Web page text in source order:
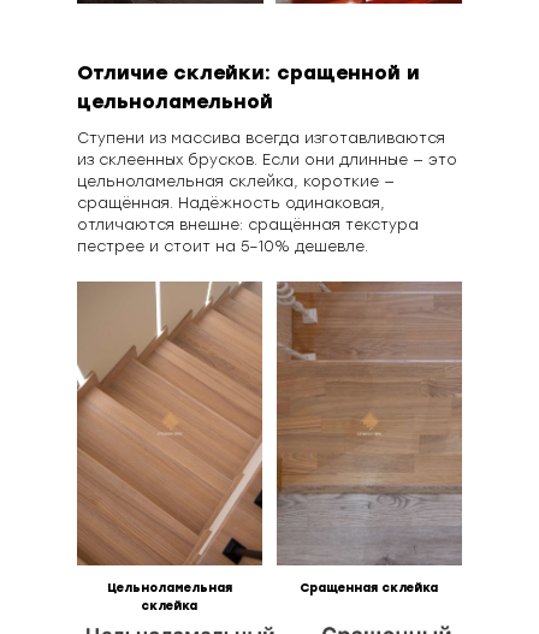
Сращенная склейка
Цельноламельная
склейка
Ступени из массива всегда изготавливаются
из склеенных брусков. Если они длинные — это
цельноламельная склейка, короткие —
сращённая. Надёжность одинаковая,
отличаются внешне: сращённая текстура
пестрее и стоит на 5–10% дешевле.
Отличие склейки: сращенной и
цельноламельной